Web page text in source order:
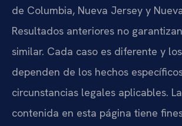
de Columbia, Nueva Jersey y
Resultados anteriores no
similar. Cada caso es diferente y
dependen de los hechos
circunstancias legales aplicables.
contenida en esta página tiene